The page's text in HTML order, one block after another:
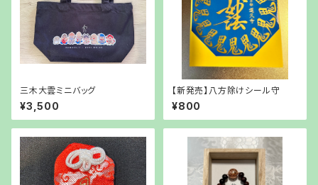
三木大雲ミニバッグ
¥3,500
【新発売】八方除けシール守
¥800